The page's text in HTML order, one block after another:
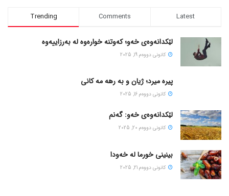
Trending Comments Latest
لێکدانەوەی خەو؛ کەوتنە خوارەوە لە بەرزاییەوە
كانونی دووه‌م 19, 2025
پیره میرد؛ ژیان و به رهه مه کانی
كانونی دووه‌م 16, 2025
لێکدانەوەی خەو: گەنم
كانونی دووه‌م 20, 2025
بینینی خورما لە خەودا
كانونی دووه‌م 21, 2025